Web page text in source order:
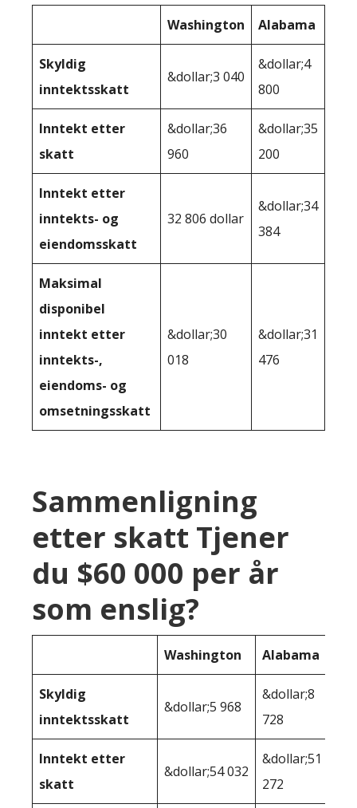
Washington Alabama
Skyldig
inntektsskatt
&dollar;3 040
&dollar;4
800
Inntekt etter
skatt
&dollar;36
960
&dollar;35
200
Inntekt etter
inntekts- og
eiendomsskatt
32 806 dollar
&dollar;34
384
Maksimal
disponibel
inntekt etter
inntekts-,
eiendoms- og
omsetningsskatt
&dollar;30
018
&dollar;31
476
Sammenligning
etter skatt Tjener
du $60 000 per år
som enslig?
Washington Alabama
Skyldig
inntektsskatt
&dollar;5 968
&dollar;8
728
Inntekt etter
skatt
&dollar;54 032
&dollar;51
272